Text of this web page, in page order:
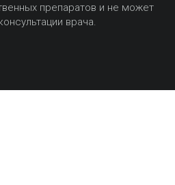
препаратов и не может
врача.